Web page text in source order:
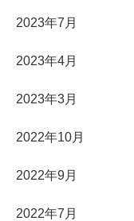
2023年7月
2023年4月
2023年3月
2022年10月
2022年9月
2022年7月